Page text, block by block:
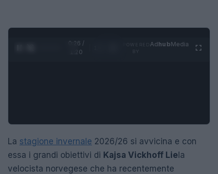
0:27 /
1:20
AdhubMedia
La stagione invernale 2026/26 si avvicina e con
essa i grandi obiettivi di Kajsa Vickhoff Lie la
velocista norvegese che ha recentemente